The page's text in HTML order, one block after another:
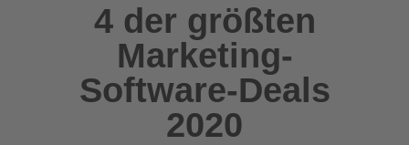
4 der größten
Marketing-
Software-Deals
2020